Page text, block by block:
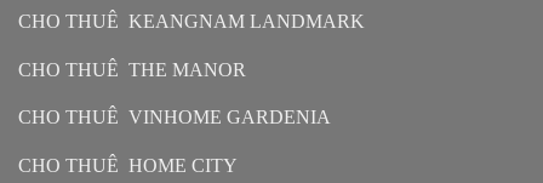
CHO THUÊ KEANGNAM LANDMARK
CHO THUÊ THE MANOR
CHO THUÊ VINHOME GARDENIA
CHO THUÊ HOME CITY